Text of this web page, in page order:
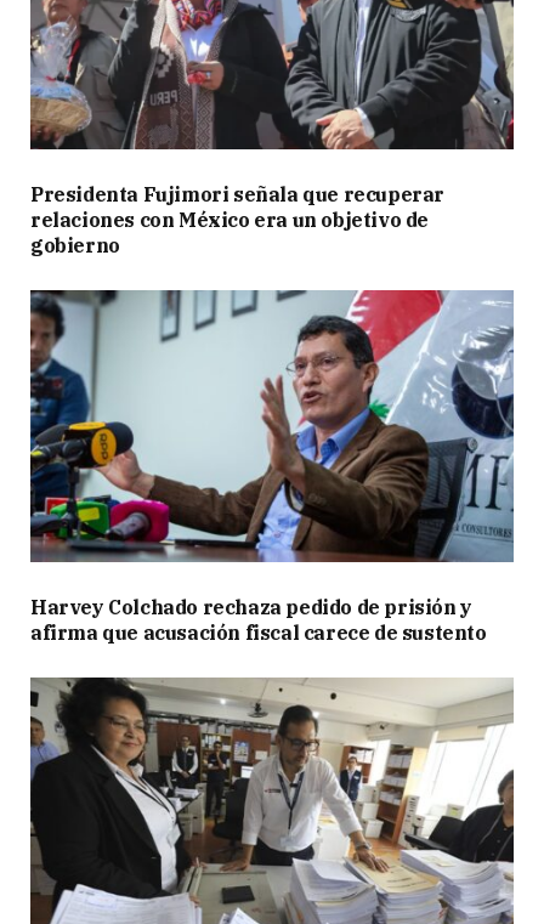
Presidenta Fujimori señala que recuperar
relaciones con México era un objetivo de
gobierno
Harvey Colchado rechaza pedido de prisión y
afirma que acusación fiscal carece de sustento